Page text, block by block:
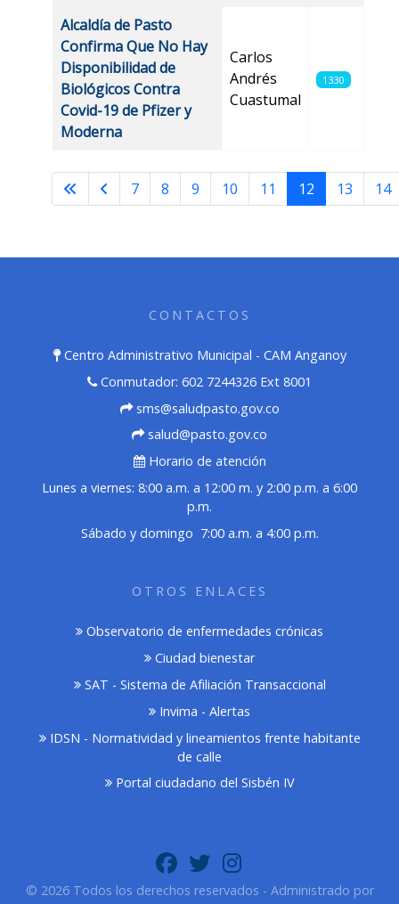
Alcaldía de Pasto
Confirma Que No Hay
Disponibilidad de
Biológicos Contra
Covid-19 de Pfizer y
Moderna
Carlos
Andrés
Cuastumal
1330
Página 12 de 32
7 8 9 10 11 12 13 14
CONTACTOS
Centro Administrativo Municipal - CAM Anganoy
Conmutador: 602 7244326 Ext 8001
sms@saludpasto.gov.co
salud@pasto.gov.co
Horario de atención
Lunes a viernes: 8:00 a.m. a 12:00 m. y 2:00 p.m. a 6:00
p.m.
Sábado y domingo 7:00 a.m. a 4:00 p.m.
OTROS ENLACES
Observatorio de enfermedades crónicas
Ciudad bienestar
SAT - Sistema de Afiliación Transaccional
Invima - Alertas
IDSN - Normatividad y lineamientos frente habitante
de calle
Portal ciudadano del Sisbén IV
© 2026 Todos los derechos reservados - Administrado por